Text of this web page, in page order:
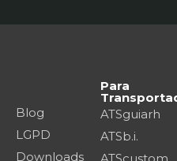
Blog
LGPD
Downloads
Para
ATSguiarh
ATSb.i.